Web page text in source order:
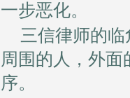
一步恶化。
三信律师的
周围的人，外
序。